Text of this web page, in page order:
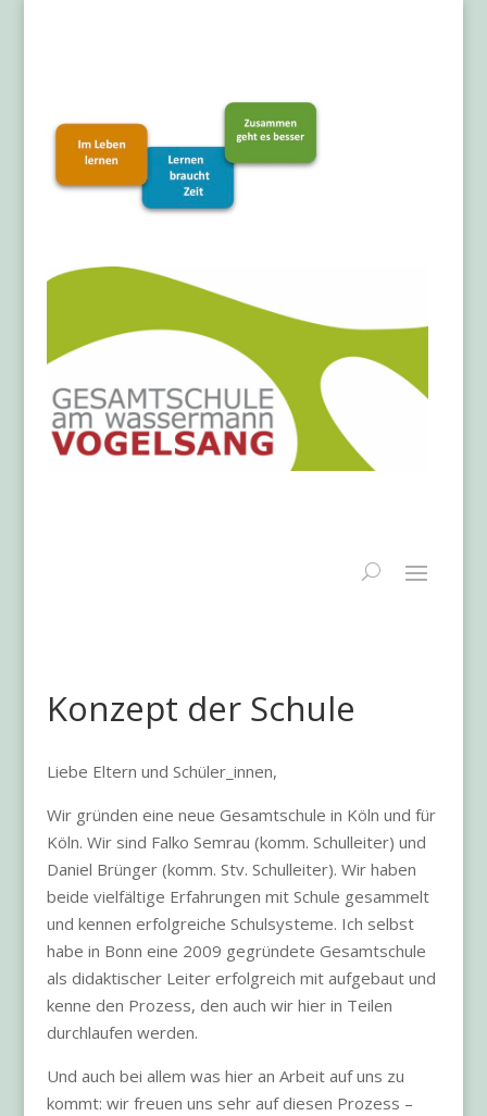
Konzept der Schule
Liebe Eltern und Schüler_innen,
Wir gründen eine neue Gesamtschule in Köln und für
Köln. Wir sind Falko Semrau (komm. Schulleiter) und
Daniel Brünger (komm. Stv. Schulleiter). Wir haben
beide vielfältige Erfahrungen mit Schule gesammelt
und kennen erfolgreiche Schulsysteme. Ich selbst
habe in Bonn eine 2009 gegründete Gesamtschule
als didaktischer Leiter erfolgreich mit aufgebaut und
kenne den Prozess, den auch wir hier in Teilen
durchlaufen werden.
Und auch bei allem was hier an Arbeit auf uns zu
kommt: wir freuen uns sehr auf diesen Prozess –